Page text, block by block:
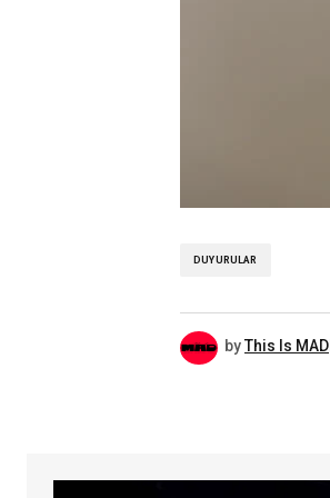
DUYURULAR
byThis Is MAD